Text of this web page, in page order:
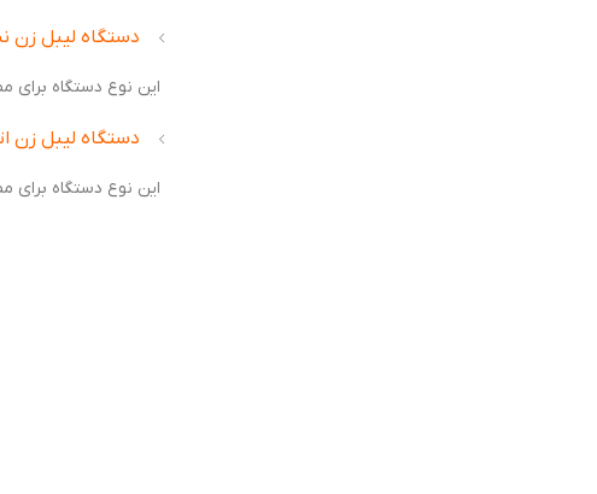
دستگاه لیبل زن
این نوع دستگاه
دستگاه لیبل زن
این نوع دستگاه برای